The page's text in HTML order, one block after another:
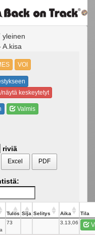
yleinen
A.kisa
VOI
näytä keskeytetyt
Valmis
riviä
Excel PDF
Tulos Sija Selitys Aika
Tila
73 3.13,06